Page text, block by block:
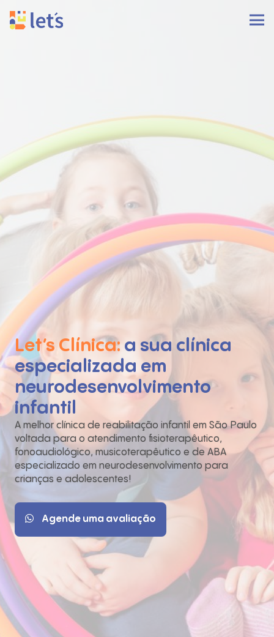
Let’s Clínica: a sua clínica
especializada em
neurodesenvolvimento
infantil
A melhor clínica de reabilitação infantil em São Paulo
voltada para o atendimento fisioterapêutico,
fonoaudiológico, musicoterapêutico e de ABA
especializado em neurodesenvolvimento para
crianças e adolescentes!
Agende uma avaliação